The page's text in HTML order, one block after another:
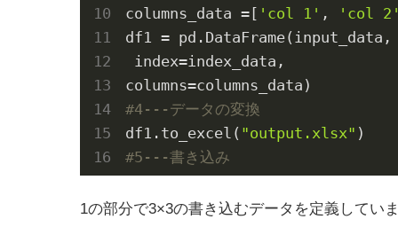
columns_data =[ 'col 1' ,
'col
df1 = pd.DataFrame(input_data,
index=index_data,
#4---データの変換
df1.to_excel( "output.xlsx"
#5---書き込み
1の部分で3×3の書き込むデータを定義してい